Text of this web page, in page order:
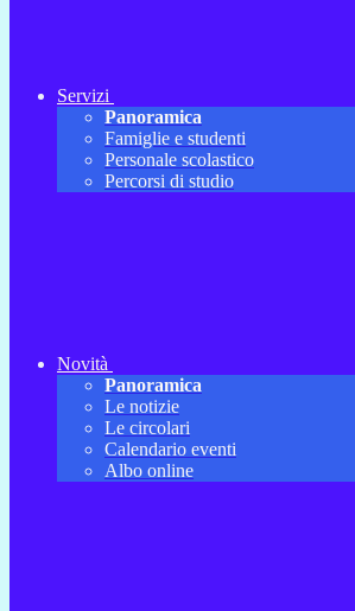
Servizi
Panoramica
Famiglie e studenti
Personale scolastico
Percorsi di studio
Novità
Panoramica
Le notizie
Le circolari
Calendario eventi
Albo online